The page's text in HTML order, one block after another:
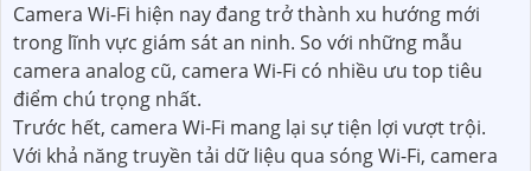
Camera Wi-Fi hiện nay đang trở thành xu hướng mới
trong lĩnh vực giám sát an ninh. So với những mẫu
camera analog cũ, camera Wi-Fi có nhiều ưu top tiêu
điểm chú trọng nhất.
Trước hết, camera Wi-Fi mang lại sự tiện lợi vượt trội.
Với khả năng truyền tải dữ liệu qua sóng Wi-Fi, camera